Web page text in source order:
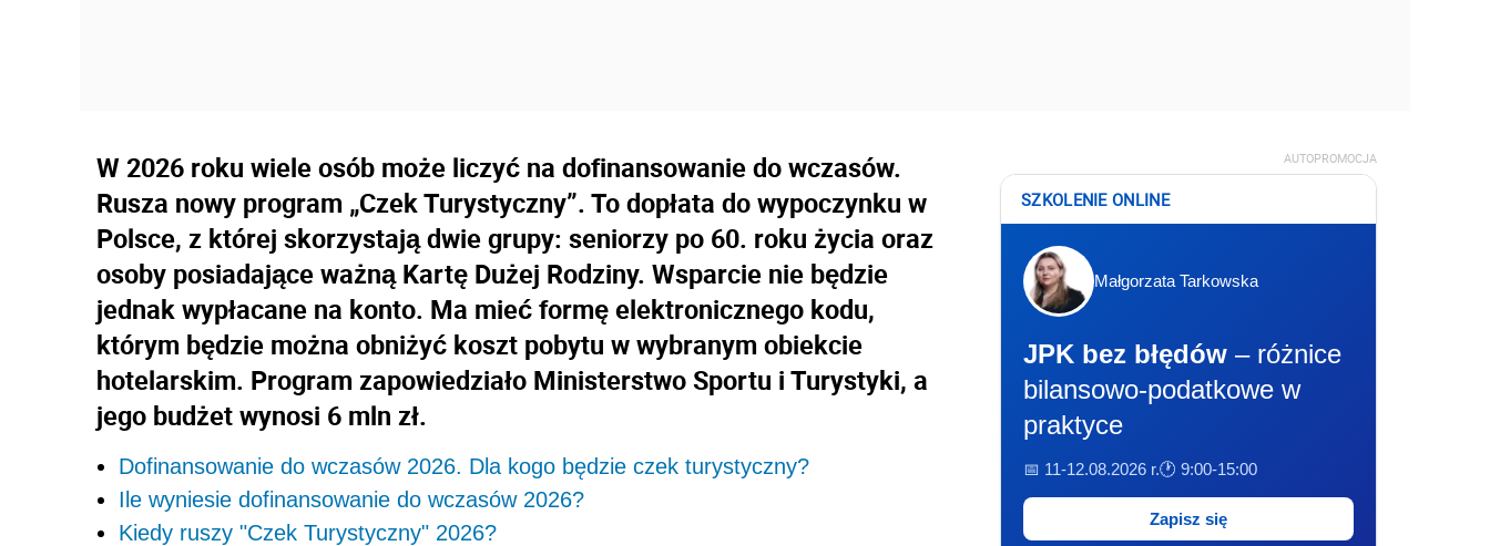
W 2026 roku wiele osób może liczyć na dofinansowanie do wczasów.
Rusza nowy program „Czek Turystyczny”. To dopłata do wypoczynku w
Polsce, z której skorzystają dwie grupy: seniorzy po 60. roku życia oraz
osoby posiadające ważną Kartę Dużej Rodziny. Wsparcie nie będzie
jednak wypłacane na konto. Ma mieć formę elektronicznego kodu,
którym będzie można obniżyć koszt pobytu w wybranym obiekcie
hotelarskim. Program zapowiedziało Ministerstwo Sportu i Turystyki, a
jego budżet wynosi 6 mln zł.
Dofinansowanie do wczasów 2026. Dla kogo będzie czek turystyczny?
Ile wyniesie dofinansowanie do wczasów 2026?
Kiedy ruszy "Czek Turystyczny" 2026?
AUTOPROMOCJA
SZKOLENIE ONLINE
Małgorzata Tarkowska
JPK bez błędów – różnice
bilansowo-podatkowe w
praktyce
📅 11-12.08.2026 r.🕐 9:00-15:00
Zapisz się